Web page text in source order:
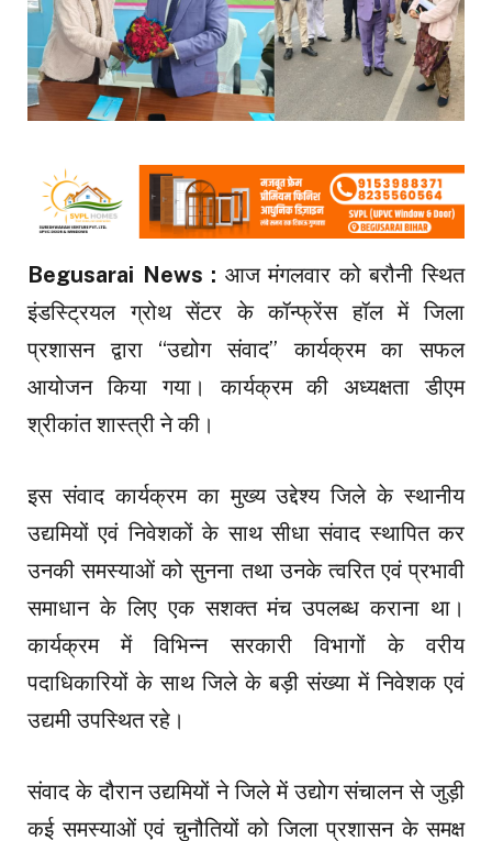
Begusarai News : आज मंगलवार को बरौनी स्थित
इंडस्ट्रियल ग्रोथ सेंटर के कॉन्फ्रेंस हॉल में जिला
प्रशासन द्वारा “उद्योग संवाद” कार्यक्रम का सफल
आयोजन किया गया। कार्यक्रम की अध्यक्षता डीएम
श्रीकांत शास्त्री ने की।
इस संवाद कार्यक्रम का मुख्य उद्देश्य जिले के स्थानीय
उद्यमियों एवं निवेशकों के साथ सीधा संवाद स्थापित कर
उनकी समस्याओं को सुनना तथा उनके त्वरित एवं प्रभावी
समाधान के लिए एक सशक्त मंच उपलब्ध कराना था।
कार्यक्रम में विभिन्न सरकारी विभागों के वरीय
पदाधिकारियों के साथ जिले के बड़ी संख्या में निवेशक एवं
उद्यमी उपस्थित रहे।
संवाद के दौरान उद्यमियों ने जिले में उद्योग संचालन से जुड़ी
कई समस्याओं एवं चुनौतियों को जिला प्रशासन के समक्ष